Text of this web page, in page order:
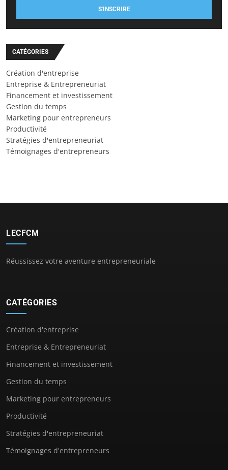
S'INSCRIRE
CATÉGORIES
Création d'entreprise
Entreprise & Entrepreneuriat
Financement et investissement
Gestion du temps
Marketing pour entrepreneurs
Productivité
Stratégies d'entrepreneuriat
Témoignages d'entrepreneurs
LECFCM
Réussissez votre aventure entrepreneuriale
CATÉGORIES
Création d'entreprise
Entreprise & Entrepreneuriat
Financement et investissement
Gestion du temps
Marketing pour entrepreneurs
Productivité
Stratégies d'entrepreneuriat
Témoignages d'entrepreneurs